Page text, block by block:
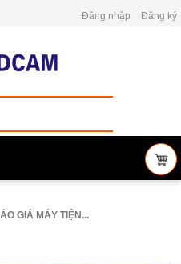
Đăng nhập Đăng ký
GIÁ MÁY TIỆN...